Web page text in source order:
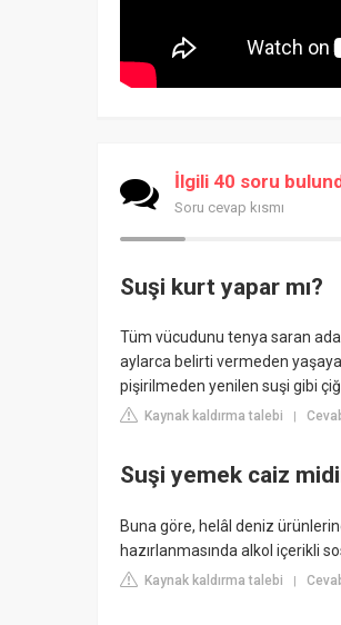
İlgili 40 soru
Soru cevap kısmı
Suşi kurt yapar mı?
Tüm vücudunu tenya saran
aylarca belirti vermeden
pişirilmeden yenilen suşi gibi çiğ
Kaynak kaldırma talebi |
Suşi yemek caiz
Buna göre, helâl deniz
hazırlanmasında alkol içerikli
Kaynak kaldırma talebi |